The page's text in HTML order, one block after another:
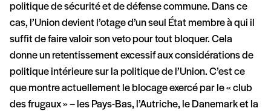
politique de sécurité et de défense commune. Dans ce
cas, l’Union devient l’otage d’un seul État membre à qui il
suffit de faire valoir son veto pour tout bloquer. Cela
donne un retentissement excessif aux considérations de
politique intérieure sur la politique de l’Union. C’est ce
que montre actuellement le blocage exercé par le « club
des frugaux » – les Pays-Bas, l’Autriche, le Danemark et la